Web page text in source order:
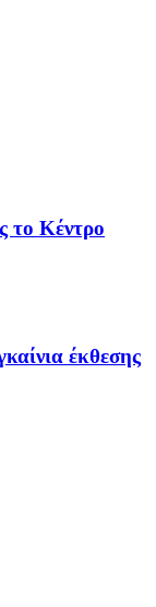
το Κέντρο
έκθεσης